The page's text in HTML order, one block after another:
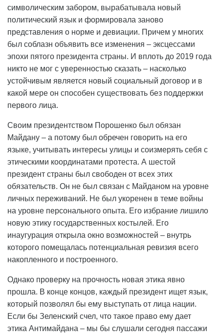
символическим забором, вырабатывала новый
политический язык и формировала заново
представления о норме и девиации. Причем у многих
был соблазн объявить все изменения – эксцессами
эпохи пятого президента страны. И вплоть до 2019 года
никто не мог с уверенностью сказать – насколько
устойчивым является новый социальный договор и в
какой мере он способен существовать без поддержки
первого лица.
Своим президентством Порошенко был обязан
Майдану – а потому был обречен говорить на его
языке, учитывать интересы улицы и соизмерять себя с
этическими координатами протеста. А шестой
президент страны был свободен от всех этих
обязательств. Он не был связан с Майданом на уровне
личных переживаний. Не был укоренен в теме войны
на уровне персонального опыта. Его избрание лишило
новую этику государственных костылей. Его
инаугурация открыла окно возможностей – внутрь
которого помещалась потенциальная ревизия всего
накопленного и построенного.
Однако проверку на прочность новая этика явно
прошла. В конце концов, каждый президент ищет язык,
который позволял бы ему выступать от лица нации.
Если бы Зеленский счел, что такое право ему дает
этика Антимайдана – мы бы слушали сегодня пассажи